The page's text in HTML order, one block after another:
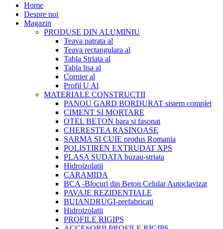
Home
Despre noi
Magazin
PRODUSE DIN ALUMINIU
Teava patrata al
Teava rectangulara al
Tabla Striata al
Tabla lisa al
Cornier al
Profil U Al
MATERIALE CONSTRUCTII
PANOU GARD BORDURAT sistem complet
CIMENT SI MORTARE
OTEL BETON bara si fasonat
CHERESTEA RASINOASE
SARMA SI CUIE produs Romania
POLISTIREN EXTRUDAT XPS
PLASA SUDATA buzau-striata
Hidroizolatii
CARAMIDA
BCA -Blocuri din Beton Celular Autoclavizat
PAVAJE REZIDENTIALE
BUIANDRUGI-prefabricati
Hidroizolatii
PROFILE RIGIPS